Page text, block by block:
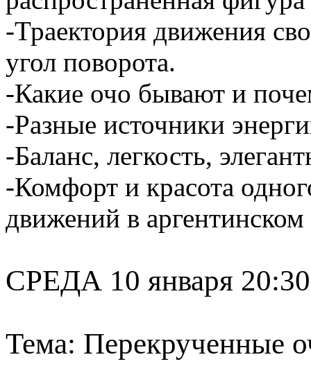
-Траектория движения
угол поворота.
-Какие очо бывают и
-Разные источники
-Баланс, легкость,
-Комфорт и красота
движений в аргентинском
СРЕДА 10 января
Тема: Перекрученные